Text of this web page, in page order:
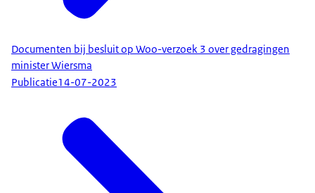
Documenten bij besluit op Woo-verzoek 3 over gedragingen
minister Wiersma
Publicatie14-07-2023